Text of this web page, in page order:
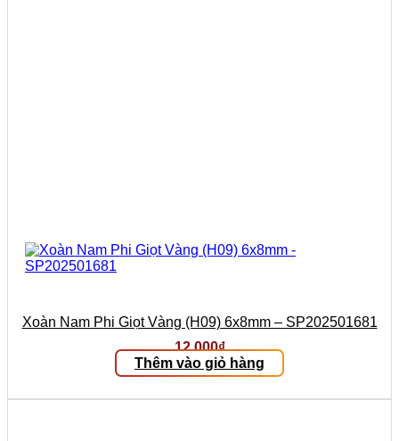
Xoàn Nam Phi Giọt Vàng (H09) 6x8mm – SP202501681
12.000₫
Thêm vào giỏ hàng